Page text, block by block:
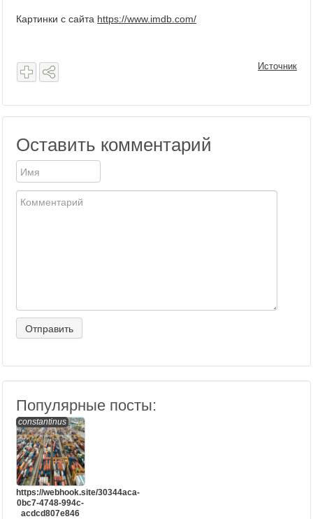
Картинки с сайта https://www.imdb.com/
Источник
Оставить комментарий
Популярные посты:
constantinus
https://webhook.site/30344aca-
0bc7-4748-994c-
acdcd807e846